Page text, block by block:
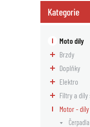
Kategorie
Moto díly
Brzdy
Doplňky
Elektro
Filtry a díly
Motor - díly